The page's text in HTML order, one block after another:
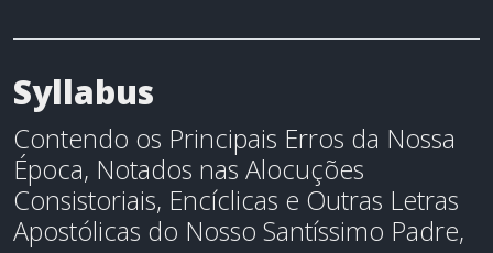
Syllabus
Contendo os Principais Erros da Nossa
Época, Notados nas Alocuções
Consistoriais, Encíclicas e Outras Letras
Apostólicas do Nosso Santíssimo Padre,